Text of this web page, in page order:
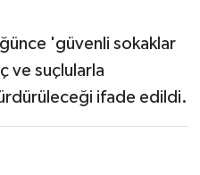
'güvenli sokaklar
ve suçlularla
ifade edildi.